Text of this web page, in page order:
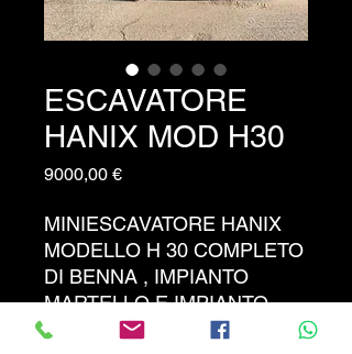
ESCAVATORE
HANIX MOD H30
9000,00 €Prezzo
MINIESCAVATORE HANIX
MODELLO H 30 COMPLETO
DI BENNA , IMPIANTO
MARTELLO E IMPIANTO
TRIVELLA, LAMA